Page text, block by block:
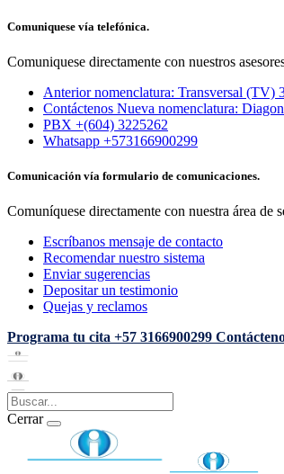
Comuniquese vía telefónica.
Comuniquese directamente con nuestros
Anterior nomenclatura: Transversal (TV)
Contáctenos Nueva nomenclatura:
PBX +(604) 3225262
Whatsapp +573166900299
Comunicación vía formulario de comunicaciones.
Comuníquese directamente con nuestra área
Escríbanos mensaje de contacto
Recomendar nuestro sistema
Enviar sugerencias
Depositar un testimonio
Quejas y reclamos
Programa tu cita +57 3166900299
Cerrar